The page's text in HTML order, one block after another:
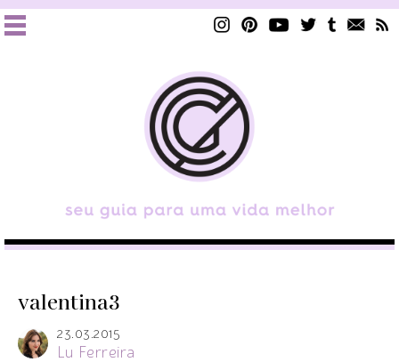
valentina3
23.03.2015
Lu Ferreira